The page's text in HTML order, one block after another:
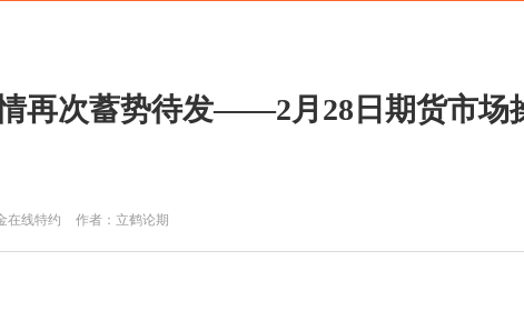
再次蓄势待发——2月28日期货市场
在线特约 作者：立鹤论期